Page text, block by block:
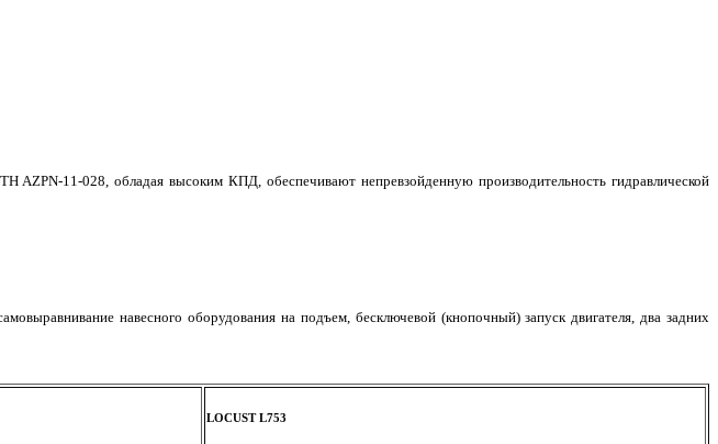
11-028, обладая высоким КПД, обеспечивают непревзойденную производительность гидравлической
навесного оборудования на подъем, бесключевой (кнопочный) запуск двигателя, два задних
LOCUST L753